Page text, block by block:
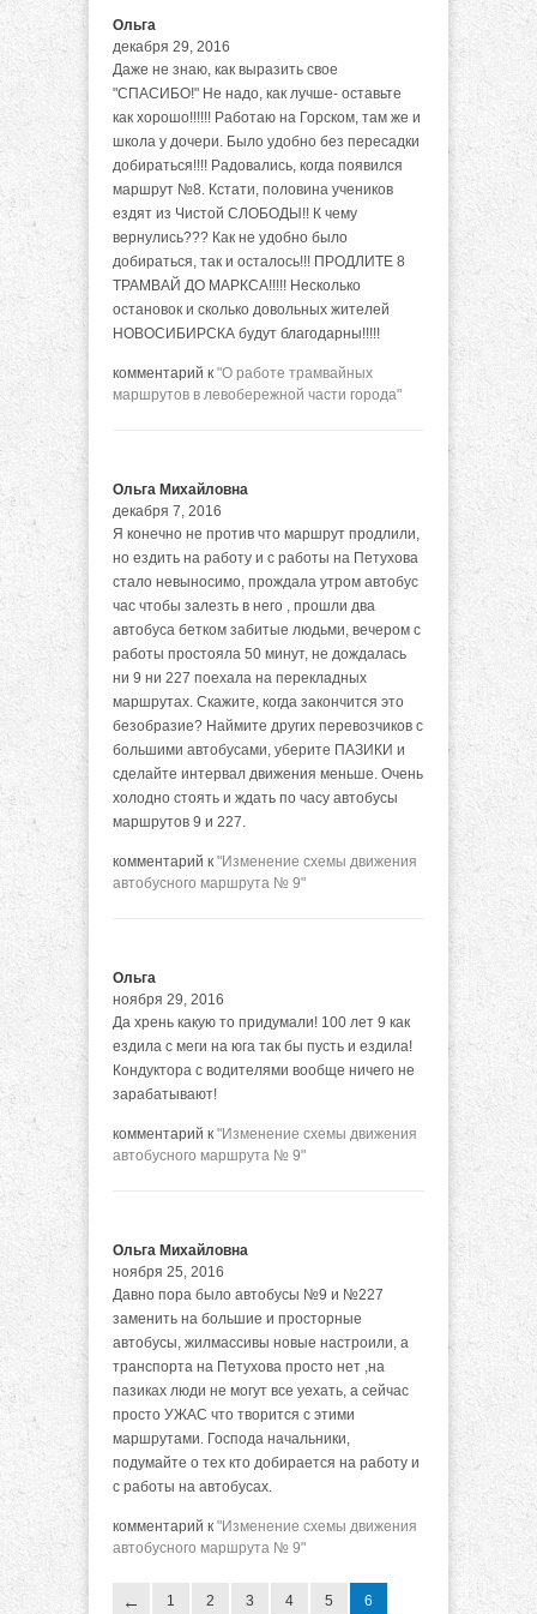
Ольга
декабря 29, 2016
Даже не знаю, как выразить свое
"СПАСИБО!" Не надо, как лучше- оставьте
как хорошо!!!!!! Работаю на Горском, там же и
школа у дочери. Было удобно без пересадки
добираться!!!! Радовались, когда появился
маршрут №8. Кстати, половина учеников
ездят из Чистой СЛОБОДЫ!! К чему
вернулись??? Как не удобно было
добираться, так и осталось!!! ПРОДЛИТЕ 8
ТРАМВАЙ ДО МАРКСА!!!!! Несколько
остановок и сколько довольных жителей
НОВОСИБИРСКА будут благодарны!!!!!
комментарий к "О работе трамвайных
маршрутов в левобережной части города"
Ольга Михайловна
декабря 7, 2016
Я конечно не против что маршрут продлили,
но ездить на работу и с работы на Петухова
стало невыносимо, прождала утром автобус
час чтобы залезть в него , прошли два
автобуса бетком забитые людьми, вечером с
работы простояла 50 минут, не дождалась
ни 9 ни 227 поехала на перекладных
маршрутах. Скажите, когда закончится это
безобразие? Наймите других перевозчиков с
большими автобусами, уберите ПАЗИКИ и
сделайте интервал движения меньше. Очень
холодно стоять и ждать по часу автобусы
маршрутов 9 и 227.
комментарий к "Изменение схемы движения
автобусного маршрута № 9"
Ольга
ноября 29, 2016
Да хрень какую то придумали! 100 лет 9 как
ездила с меги на юга так бы пусть и ездила!
Кондуктора с водителями вообще ничего не
зарабатывают!
комментарий к "Изменение схемы движения
автобусного маршрута № 9"
Ольга Михайловна
ноября 25, 2016
Давно пора было автобусы №9 и №227
заменить на большие и просторные
автобусы, жилмассивы новые настроили, а
транспорта на Петухова просто нет ,на
пазиках люди не могут все уехать, а сейчас
просто УЖАС что творится с этими
маршрутами. Господа начальники,
подумайте о тех кто добирается на работу и
с работы на автобусах.
комментарий к "Изменение схемы движения
автобусного маршрута № 9"
1 2 3 4 5 6